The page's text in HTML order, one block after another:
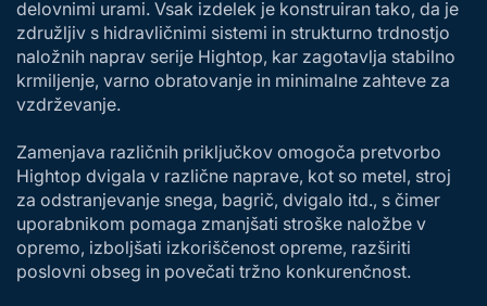
delovnimi urami. Vsak izdelek je konstruiran tako, da je
združljiv s hidravličnimi sistemi in strukturno trdnostjo
naložnih naprav serije Hightop, kar zagotavlja stabilno
krmiljenje, varno obratovanje in minimalne zahteve za
vzdrževanje.
Zamenjava različnih priključkov omogoča pretvorbo
Hightop dvigala v različne naprave, kot so metel, stroj
za odstranjevanje snega, bagrič, dvigalo itd., s čimer
uporabnikom pomaga zmanjšati stroške naložbe v
opremo, izboljšati izkoriščenost opreme, razširiti
poslovni obseg in povečati tržno konkurenčnost.